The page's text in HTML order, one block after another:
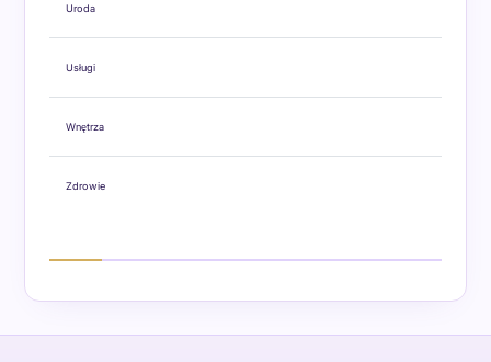
Uroda
Usługi
Wnętrza
Zdrowie